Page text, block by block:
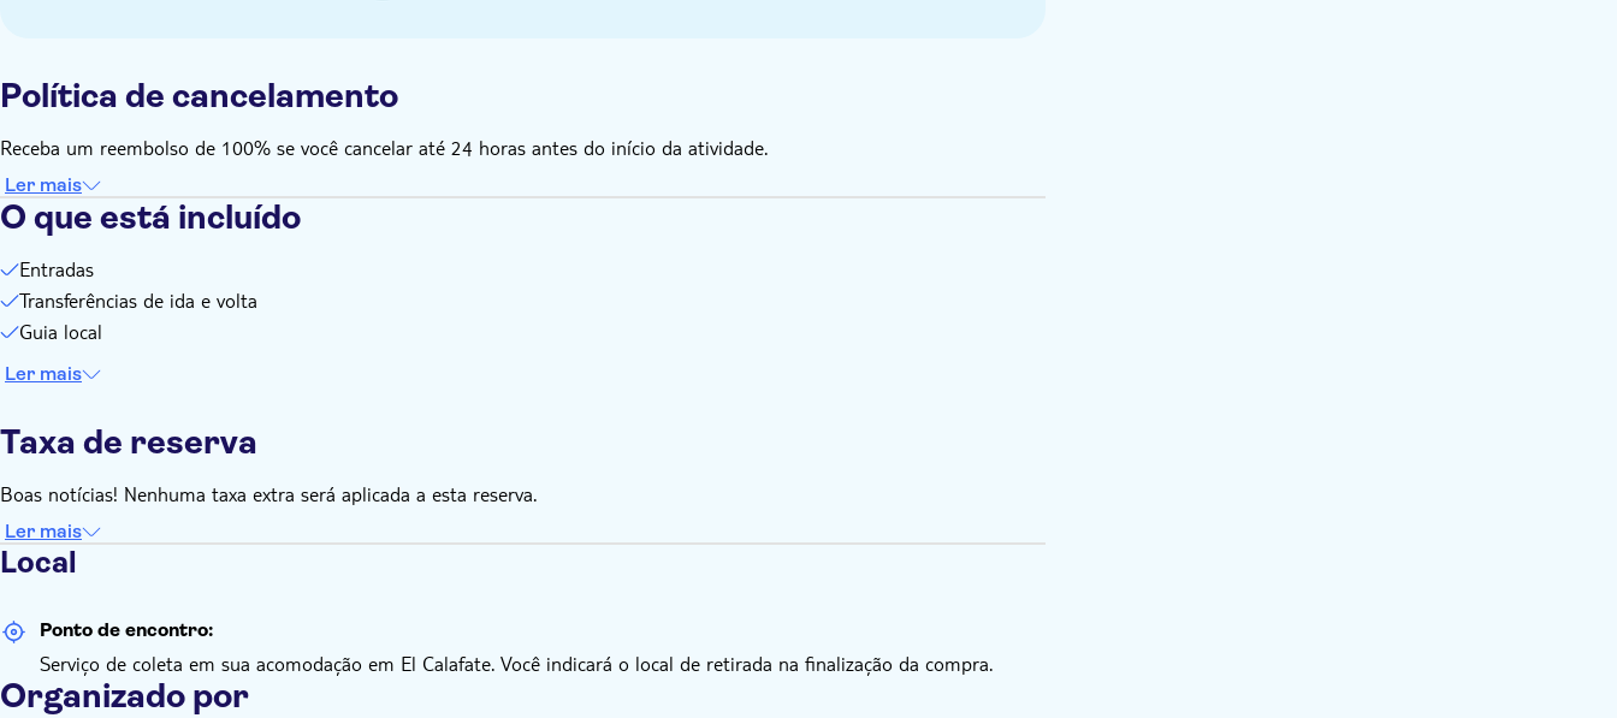
Política de cancelamento
Receba um reembolso de 100% se você cancelar até 24 horas antes do início da atividade.
Ler mais
O que está incluído
Entradas
Transferências de ida e volta
Guia local
Ler mais
Taxa de reserva
Boas notícias! Nenhuma taxa extra será aplicada a esta reserva.
Ler mais
Local
Ponto de encontro:
Serviço de coleta em sua acomodação em El Calafate. Você indicará o local de retirada na finalização da compra.
Organizado por